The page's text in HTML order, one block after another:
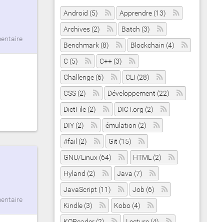
Android (5)
Apprendre (13)
Archives (2)
Batch (3)
Benchmark (8)
Blockchain (4)
C (5)
C++ (3)
Challenge (6)
CLI (28)
CSS (2)
Développement (22)
DictFile (2)
DICT.org (2)
DIY (2)
émulation (2)
#fail (2)
Git (15)
GNU/Linux (64)
HTML (2)
Hyland (2)
Java (7)
JavaScript (11)
Job (6)
Kindle (3)
Kobo (4)